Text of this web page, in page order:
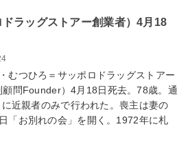
ラッグストアー創業者）4月18
むつひろ＝サッポロドラッグストアー
問Founder）4月18日死去。78歳。通
近親者のみで行われた。喪主は妻の
「お別れの会」を開く。1972年に札